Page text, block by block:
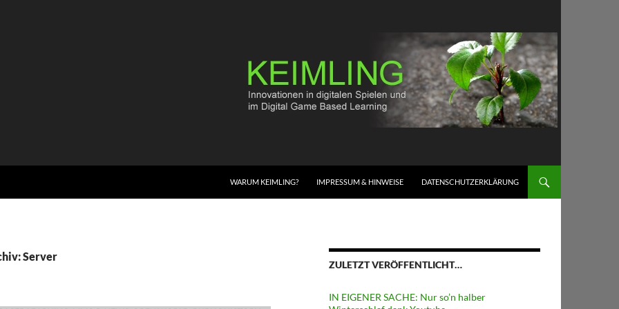
WARUM KEIMLING? IMPRESSUM & HINWEISE DATENSCHUTZERKLÄRUNG
Server
ZULETZT VERÖFFENTLICHT…
IN EIGENER SACHE: Nur so’n halber